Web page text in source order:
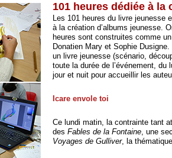
101 heures dédiée à
Les 101 heures du livre jeunesse
à la création d’albums jeunesse.
heures sont construites comme
Donatien Mary et Sophie
un livre jeunesse (scénario,
toute la durée de l’événement, du
jour et nuit pour accueillir les
Icare envole toi
Ce lundi matin, la contrainte tant
des Fables de la Fontaine, une
Voyages de Gulliver, la